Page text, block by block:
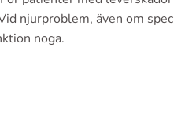
njurproblem, även om
noga.